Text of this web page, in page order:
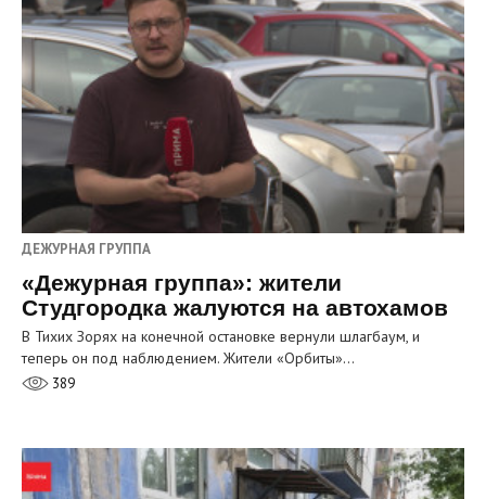
ДЕЖУРНАЯ ГРУППА
«Дежурная группа»: жители
Студгородка жалуются на автохамов
В Тихих Зорях на конечной остановке вернули шлагбаум, и
теперь он под наблюдением. Жители «Орбиты»…
389